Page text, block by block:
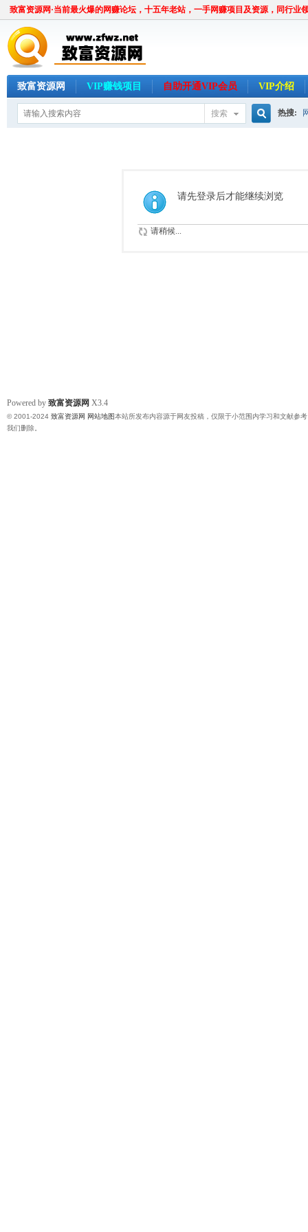
致富资源网·当前最火爆的网赚论坛，十五年老站，一手网赚项目及资源，同行业
致富资源网 VIP赚钱项目 自助开通VIP会员 VIP介绍
搜索
索
热搜:
请先登录后才能继续浏览
请稍候...
Powered by 致富资源网 X3.4
© 2001-2024 致富资源网 网站地图本站所发布内容源于网友投稿，仅限于小范围内学习和文献参
我们删除。